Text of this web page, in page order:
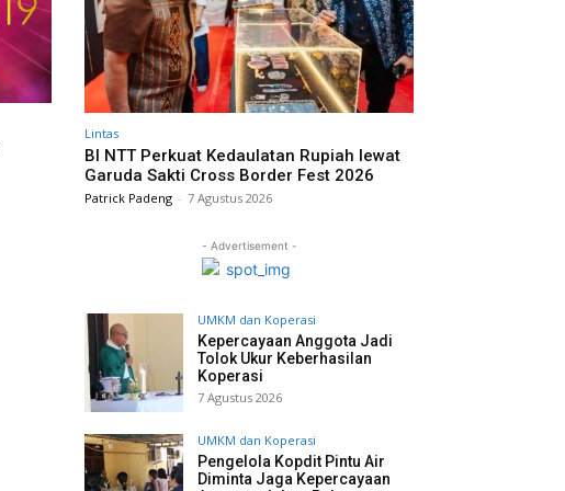
Lintas
BI NTT Perkuat Kedaulatan Rupiah lewat
Garuda Sakti Cross Border Fest 2026
Patrick Padeng - 7 Agustus 2026
- Advertisement -
UMKM dan Koperasi
Kepercayaan Anggota Jadi
Tolok Ukur Keberhasilan
Koperasi
7 Agustus 2026
UMKM dan Koperasi
Pengelola Kopdit Pintu Air
Diminta Jaga Kepercayaan